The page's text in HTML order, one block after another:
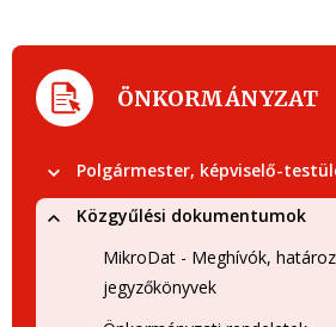
ÖNKORMÁNYZAT
Polgármester, képviselő-
Közgyűlési dokumentumok
MikroDat - Meghívók,
jegyzőkönyvek